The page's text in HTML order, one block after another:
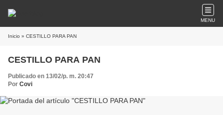
MENU
Inicio » CESTILLO PARA PAN
CESTILLO PARA PAN
Publicado en 13/02/p. m. 20:47
Por Covi